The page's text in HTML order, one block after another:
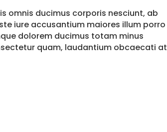
omnis ducimus corporis nesciunt, ab
iure accusantium maiores illum porro
dolorem ducimus totam minus
quam, laudantium obcaecati at